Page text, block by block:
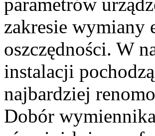
zakresie wymiany
oszczędności. W
instalacji
najbardziej
Dobór